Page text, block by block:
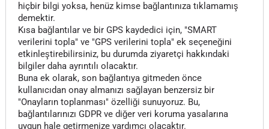
hiçbir bilgi yoksa, henüz kimse bağlantınıza tıklamamış
demektir.
Kısa bağlantılar ve bir GPS kaydedici için, "SMART
verilerini topla" ve "GPS verilerini topla" ek seçeneğini
etkinleştirebilirsiniz, bu durumda ziyaretçi hakkındaki
bilgiler daha ayrıntılı olacaktır.
Buna ek olarak, son bağlantıya gitmeden önce
kullanıcıdan onay almanızı sağlayan benzersiz bir
"Onayların toplanması" özelliği sunuyoruz. Bu,
bağlantılarınızı GDPR ve diğer veri koruma yasalarına
uygun hale getirmenize yardımcı olacaktır.